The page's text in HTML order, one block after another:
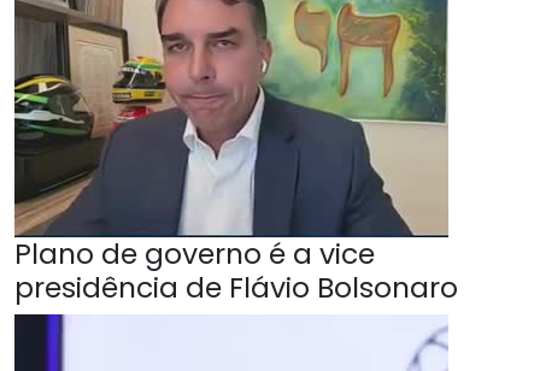
Plano de governo é a vice
presidência de Flávio Bolsonaro